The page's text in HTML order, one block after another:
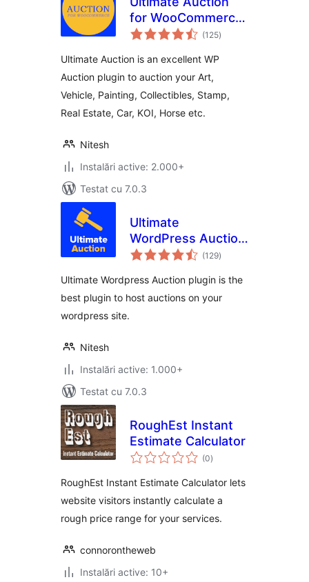
for WooCommerce
– Excellent WP
(125total
aprecieri
)
Ultimate Auction is an excellent WP
Auction plugin to auction your Art,
Vehicle, Painting, Collectibles, Stamp,
Real Estate, Car, KOI, Horse etc.
Nitesh
Instalări active: 2.000+
Testat cu 7.0.3
Ultimate
WordPress Auction
Plugin
(129total
aprecieri
)
Ultimate Wordpress Auction plugin is the
best plugin to host auctions on your
wordpress site.
Nitesh
Instalări active: 1.000+
Testat cu 7.0.3
RoughEst Instant
Estimate Calculator
(0total
aprecieri
)
RoughEst Instant Estimate Calculator lets
website visitors instantly calculate a
rough price range for your services.
connorontheweb
Instalări active: 10+